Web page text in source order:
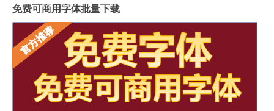
免费可商用字体批量下载